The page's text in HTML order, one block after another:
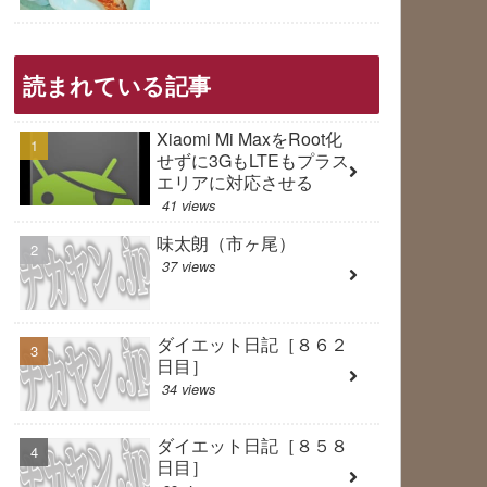
読まれている記事
Xiaomi Mi MaxをRoot化
せずに3GもLTEもプラス
エリアに対応させる
41 views
味太朗（市ヶ尾）
37 views
ダイエット日記［８６２
日目］
34 views
ダイエット日記［８５８
日目］